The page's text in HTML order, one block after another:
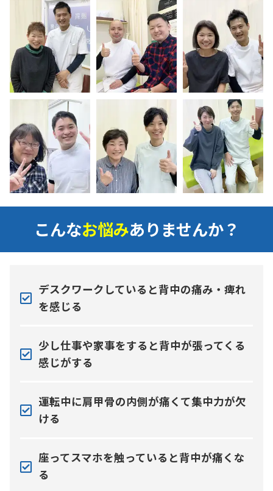
こんなお悩みありませんか？
デスクワークしていると背中の痛み・痺れ
を感じる
少し仕事や家事をすると背中が張ってくる
感じがする
運転中に肩甲骨の内側が痛くて集中力が欠
ける
座ってスマホを触っていると背中が痛くな
る